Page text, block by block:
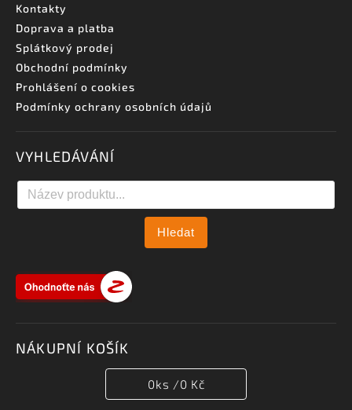
Kontakty
Doprava a platba
Splátkový prodej
Obchodní podmínky
Prohlášení o cookies
Podmínky ochrany osobních údajů
VYHLEDÁVÁNÍ
Hledat
NÁKUPNÍ KOŠÍK
0ks /0 Kč